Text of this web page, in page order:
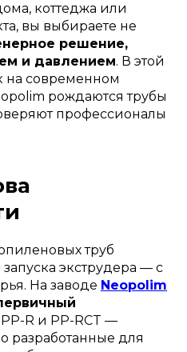
коттеджа или
вы выбираете не
решение,
и давлением. В этой
на современном
рождаются трубы
профессионалы
труб
экструдера — с
На заводе Neopolim
R и PP-RCT —
разработанные для